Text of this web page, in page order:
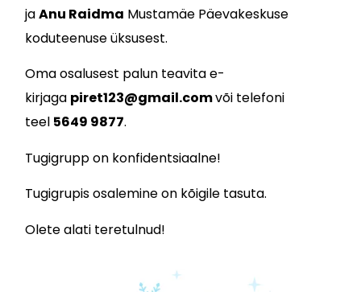
jaAnu Raidma Mustamäe Päevakeskuse
koduteenuse üksusest.
Oma osalusest palun teavita e-
kirjaga piret123@gmail.comvõi telefoni
teel 5649 9877.
Tugigrupp on konfidentsiaalne!
Tugigrupis osalemine on kõigile tasuta.
Olete alati teretulnud!